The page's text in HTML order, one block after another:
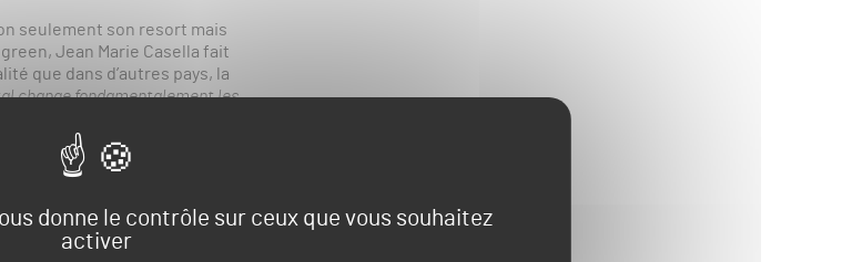
donne le contrôle sur ceux que vous souhaitez
activer
seulement son resort mais
Jean Marie Casella fait
que dans d’autres pays, la
change fondamentalement les
internationale (…) nous sommes
aucune restriction des produits pour
tout ce qu’on peut retrouver
c’est traité chimiquement. (…) Même
avec d’autres resorts
en avoir discuté avec beaucoup de
va baisser, obligatoirement, en tout